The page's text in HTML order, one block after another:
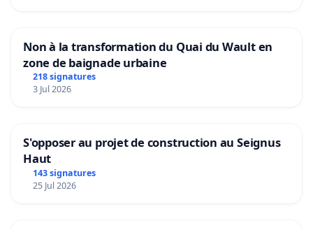
Non à la transformation du Quai du Wault en
zone de baignade urbaine
218 signatures
3 Jul 2026
S'opposer au projet de construction au Seignus
Haut
143 signatures
25 Jul 2026